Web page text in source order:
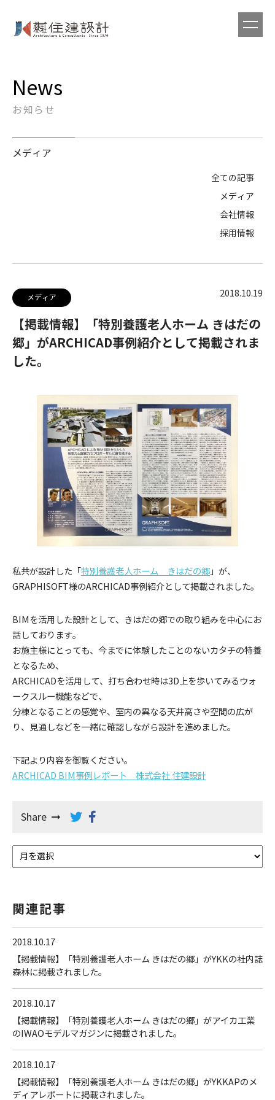
News
お知らせ
メディア
全ての記事
メディア
会社情報
採用情報
メディア 2018.10.19
【掲載情報】「特別養護老人ホーム きはだの
郷」がARCHICAD事例紹介として掲載されま
した。
私共が設計した「特別養護老人ホーム きはだの郷 」が、
GRAPHISOFT様のARCHICAD事例紹介として掲載されました。
BIMを活用した設計として、きはだの郷での取り組みを中心にお
話しております。
お施主様にとっても、今までに体験したことのないカタチの特養
となるため、
ARCHICADを活用して、打ち合わせ時は3D上を歩いてみるウォ
ークスルー機能などで、
分棟となることの感覚や、室内の異なる天井高さや空間の広が
り、見通しなどを一緒に確認しながら設計を進めました。
下記より内容を御覧ください。
ARCHICAD BIM事例レポート 株式会社 住建設計
Share
関連記事
2018.10.17
【掲載情報】「特別養護老人ホーム きはだの郷」がYKKの社内誌
森林に掲載されました。
2018.10.17
【掲載情報】「特別養護老人ホーム きはだの郷」がアイカ工業
のIWAOモデルマガジンに掲載されました。
2018.10.17
【掲載情報】「特別養護老人ホーム きはだの郷」がYKKAPのメ
ディアレポートに掲載されました。